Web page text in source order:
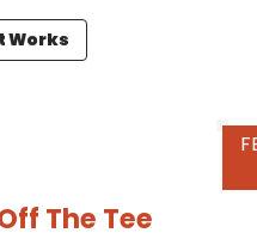
Works
The Tee